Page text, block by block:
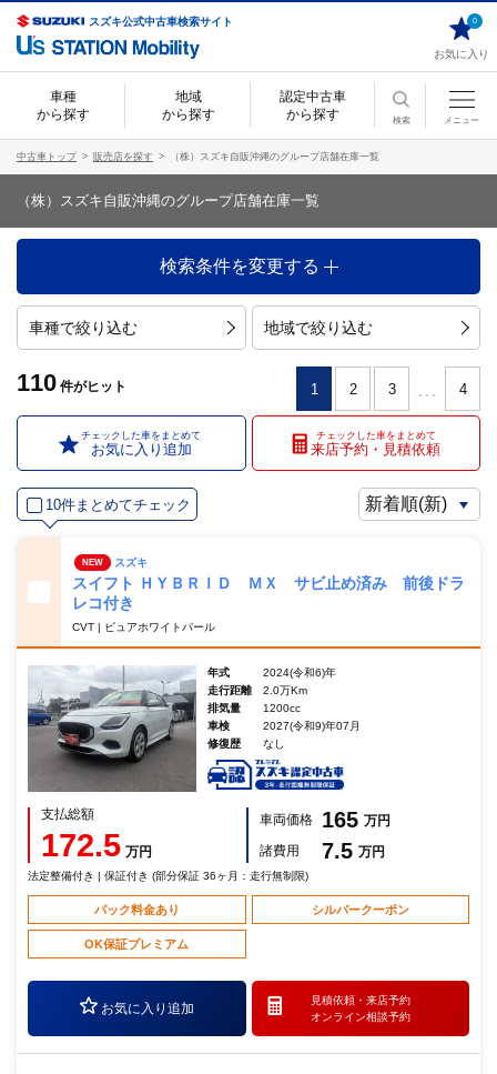
スズキ公式中古車検索サイト
お気に入り
0
車種
から探す
地域
から探す
認定中古車
から探す
検索 メニュー
中古車トップ 販売店を探す （株）スズキ自販沖縄のグループ店舗在庫一覧
（株）スズキ自販沖縄のグループ店舗在庫一覧
検索条件を変更する
車種で絞り込む 地域で絞り込む
110 件がヒット 1 2 3 ... 4
チェックした車をまとめて
お気に入り追加
チェックした車をまとめて
来店予約・見積依頼
10件まとめてチェック
NEW スズキ
スイフト ＨＹＢＲＩＤ ＭＸ サビ止め済み 前後ドラ
レコ付き
CVT | ピュアホワイトパール
年式
2024(令和6)年
走行距離
2.0万Km
排気量
1200cc
車検
2027(令和9)年07月
修復歴
なし
支払総額
172.5 万円
車両価格 165 万円
諸費用
7.5 万円
法定整備付き | 保証付き (部分保証 36ヶ月：走行無制限)
パック料金あり シルバークーポン
OK保証プレミアム
お気に入り追加
見積依頼・ 来店予約
オンライン相談予約